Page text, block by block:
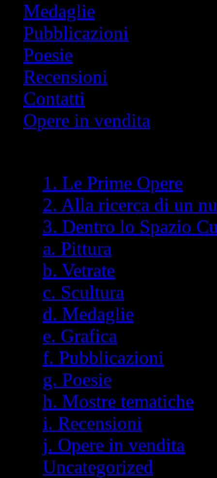
Medaglie
Pubblicazioni
Poesie
Recensioni
Contatti
Opere in vendita
1. Le Prime Opere
2. Alla ricerca di un
3. Dentro lo Spazio
a. Pittura
b. Vetrate
c. Scultura
d. Medaglie
e. Grafica
f. Pubblicazioni
g. Poesie
h. Mostre tematiche
i. Recensioni
j. Opere in vendita
Uncategorized